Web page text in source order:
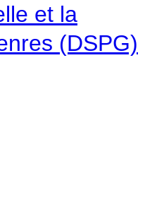
et la
(DSPG)